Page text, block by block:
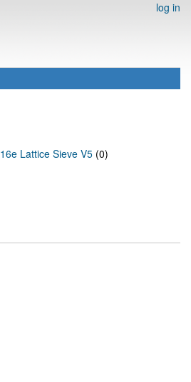
log in
16e Lattice Sieve V5 (0)